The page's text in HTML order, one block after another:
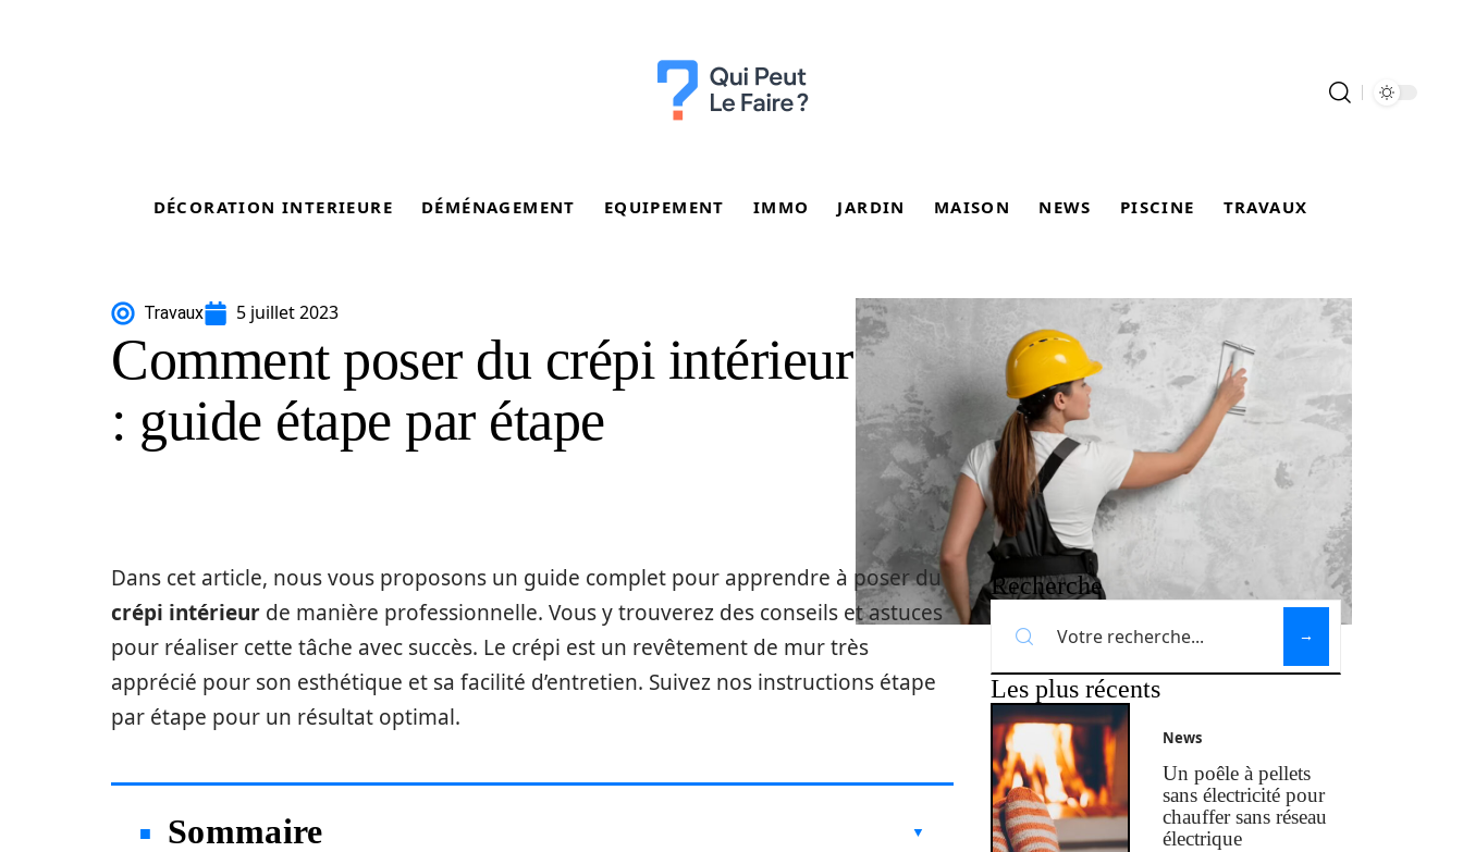
DÉCORATION INTERIEURE DÉMÉNAGEMENT EQUIPEMENT IMMO JARDIN MAISON NEWS PISCINE TRAVAUX
Travaux 5 juillet 2023
Comment poser du crépi intérieur
: guide étape par étape
Dans cet article, nous vous proposons un guide complet pour apprendre à poser du
crépi intérieur de manière professionnelle. Vous y trouverez des conseils et astuces
pour réaliser cette tâche avec succès. Le crépi est un revêtement de mur très
apprécié pour son esthétique et sa facilité d’entretien. Suivez nos instructions étape
par étape pour un résultat optimal.
Sommaire
Recherche
Les plus récents
News
Un poêle à pellets
sans électricité pour
chauffer sans réseau
électrique